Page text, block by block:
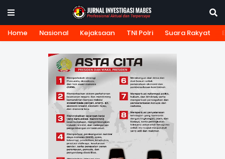
Home Nasional Kejaksaan TNI Polri Suara Rakyat